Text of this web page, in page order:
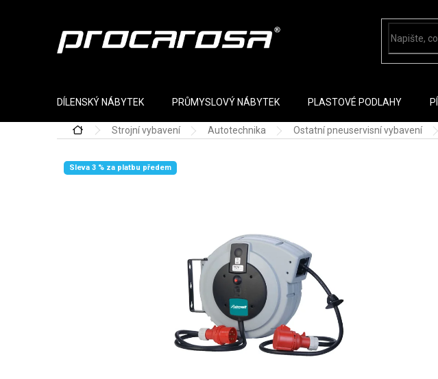
DÍLENSKÝ NÁBYTEK PRŮMYSLOVÝ NÁBYTEK PLASTOVÉ PODLAHY
Domů Strojní vybavení Autotechnika Ostatní pneuservisní vybavení
Sleva 3 % za platbu předem